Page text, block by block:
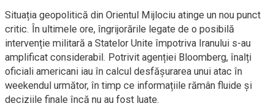
Situația geopolitică din Orientul Mijlociu atinge un nou punct
critic. În ultimele ore, îngrijorările legate de o posibilă
intervenție militară a Statelor Unite împotriva Iranului s-au
amplificat considerabil. Potrivit agenției Bloomberg, înalți
oficiali americani iau în calcul desfășurarea unui atac în
weekendul următor, în timp ce informațiile rămân fluide și
deciziile finale încă nu au fost luate.